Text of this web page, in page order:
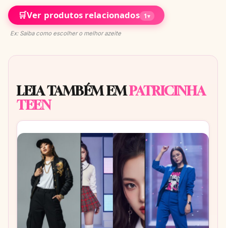
🛒Ver produtos relacionados 1▾
Ex: Saiba como escolher o melhor azeite
LEIA TAMBÉM EMPATRICINHA
TEEN